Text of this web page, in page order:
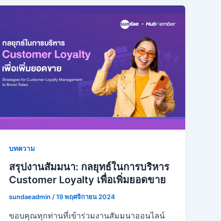
บทความ
สรุปงานสัมมนา: กลยุทธ์ในการบริหาร
Customer Loyalty เพื่อเพิ่มยอดขาย
sundaeadmin/19 พฤศจิกายน 2024
ขอบคุณทุกท่านที่เข้าร่วมงานสัมมนาออนไลน์